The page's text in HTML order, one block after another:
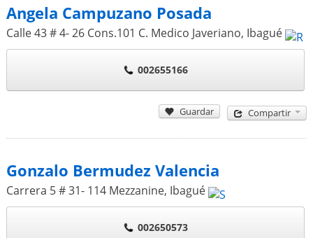
Angela Campuzano Posada
Calle 43 # 4- 26 Cons.101 C. Medico Javeriano, Ibagué
002655166
Guardar Compartir
Gonzalo Bermudez Valencia
Carrera 5 # 31- 114 Mezzanine, Ibagué
002650573